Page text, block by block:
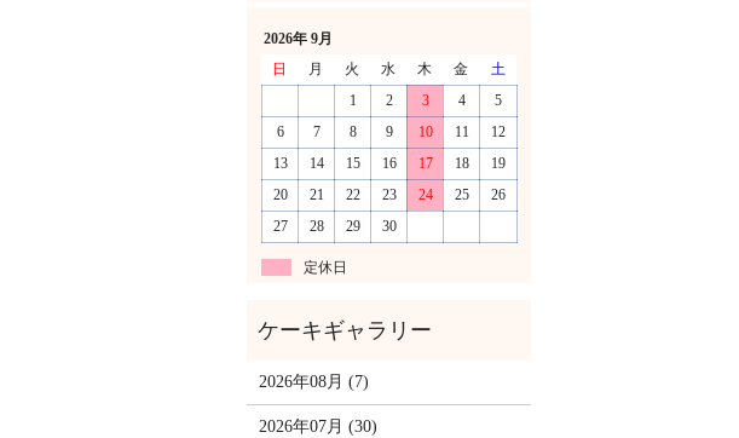
2026年 9月
日
月 火 水 木 金
土
1
2 3 4
5
6
7 8 9 10 11
12
13
14 15 16 17 18
19
20
21 22 23 24 25
26
27
28 29 30
定休日
2026年08月 (7)
2026年07月 (30)